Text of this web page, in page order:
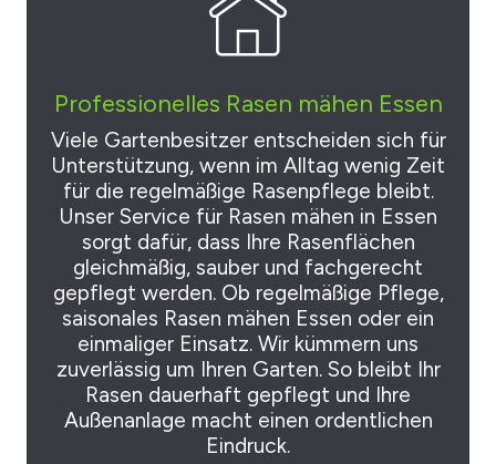
Professionelles Rasen mähen Essen
Viele Gartenbesitzer entscheiden sich für
Unterstützung, wenn im Alltag wenig Zeit
für die regelmäßige Rasenpflege bleibt.
Unser Service für Rasen mähen in Essen
sorgt dafür, dass Ihre Rasenflächen
gleichmäßig, sauber und fachgerecht
gepflegt werden. Ob regelmäßige Pflege,
saisonales Rasen mähen Essen oder ein
einmaliger Einsatz. Wir kümmern uns
zuverlässig um Ihren Garten. So bleibt Ihr
Rasen dauerhaft gepflegt und Ihre
Außenanlage macht einen ordentlichen
Eindruck.